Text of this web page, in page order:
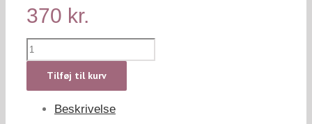
370 kr.
Cuppingmassage
(30
min.)Tilføj til kurv
Beskrivelse